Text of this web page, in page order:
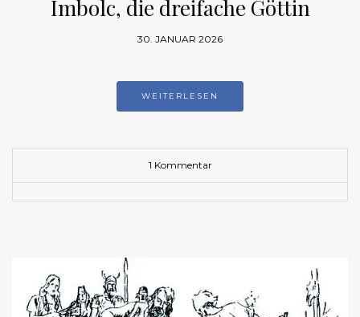
Imbolc, die dreifache Göttin
30. JANUAR 2026
WEITERLESEN
1 Kommentar